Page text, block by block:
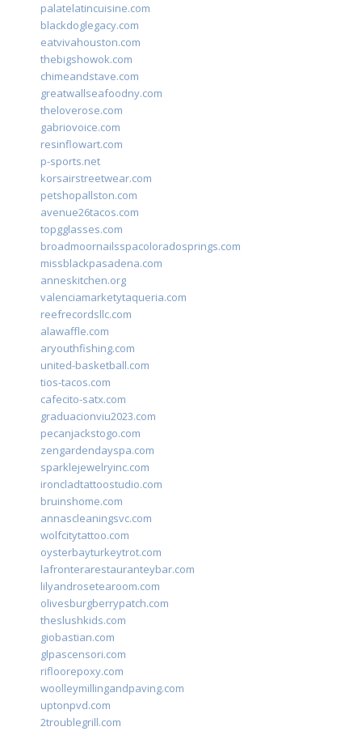
palatelatincuisine.com
blackdoglegacy.com
eatvivahouston.com
thebigshowok.com
chimeandstave.com
greatwallseafoodny.com
theloverose.com
gabriovoice.com
resinflowart.com
p-sports.net
korsairstreetwear.com
petshopallston.com
avenue26tacos.com
topgglasses.com
broadmoornailsspacoloradosprings.com
missblackpasadena.com
anneskitchen.org
valenciamarketytaqueria.com
reefrecordsllc.com
alawaffle.com
aryouthfishing.com
united-basketball.com
tios-tacos.com
cafecito-satx.com
graduacionviu2023.com
pecanjackstogo.com
zengardendayspa.com
sparklejewelryinc.com
ironcladtattoostudio.com
bruinshome.com
annascleaningsvc.com
wolfcitytattoo.com
oysterbayturkeytrot.com
lafronterarestauranteybar.com
lilyandrosetearoom.com
olivesburgberrypatch.com
theslushkids.com
giobastian.com
glpascensori.com
rifloorepoxy.com
woolleymillingandpaving.com
uptonpvd.com
2troublegrill.com